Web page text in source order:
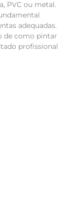
PVC ou metal.
adequadas.
de como pintar
profissional